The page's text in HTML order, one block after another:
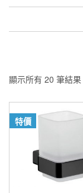
顯示所有 20 筆結果
特價